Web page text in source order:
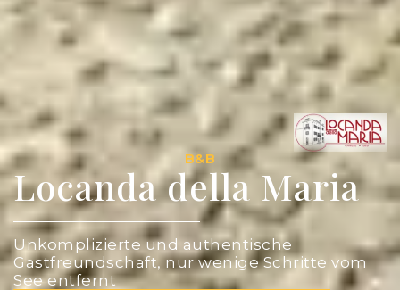
B&B
Locanda della Maria
Unkomplizierte und authentische
Gastfreundschaft, nur wenige Schritte vom
See entfernt